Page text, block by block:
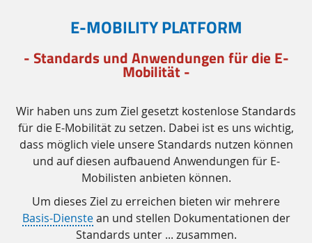
E-MOBILITY PLATFORM
- Standards und Anwendungen für die E-
Mobilität -
Wir haben uns zum Ziel gesetzt kostenlose Standards
für die E-Mobilität zu setzen. Dabei ist es uns wichtig,
dass möglich viele unsere Standards nutzen können
und auf diesen aufbauend Anwendungen für E-
Mobilisten anbieten können.
Um dieses Ziel zu erreichen bieten wir mehrere
Basis-Dienstean und stellen Dokumentationen der
Standards unter ... zusammen.